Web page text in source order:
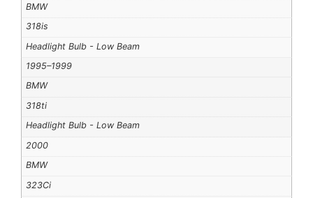
BMW
318is
Headlight Bulb - Low Beam
1995–1999
BMW
318ti
Headlight Bulb - Low Beam
2000
BMW
323Ci